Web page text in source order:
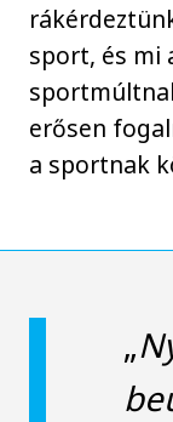
sport, és mi
erősen
a sportnak
„